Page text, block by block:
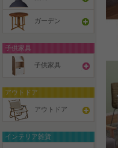
ガーデン
子供家具
子供家具
アウトドア
アウトドア
インテリア雑貨